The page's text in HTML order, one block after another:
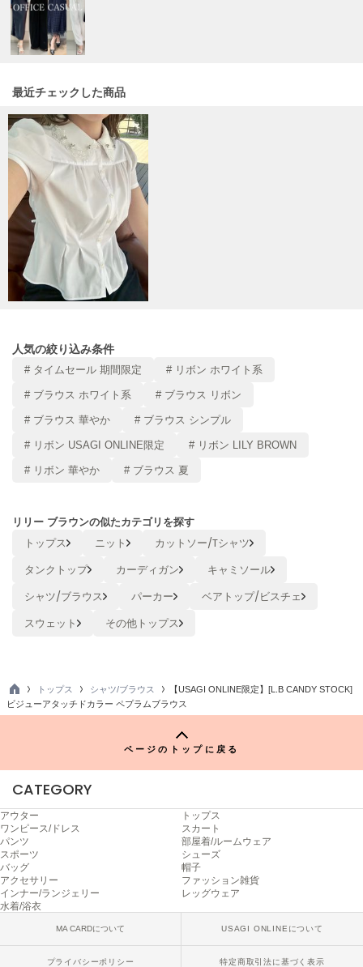
Reebok
リーボック
SALOMON
サロモン
sanrio house
サンリオハウス
SESAME STREET MARKET
セサミストリートマーケット
SHAKA
シャカ
Sneakers by emmi
スニーカーズ バイ エミ
スナイデル
スナイデル ホーム
SOFER
ソフェル
SORIN
Stylevoice for xxx
スタイルヴォイスフォー
SUPERGA
スペルガ
トーアンドトー
TEVA
テバ
The Barnnet
ザバーネット
THE NORTH FACE
最近チェックした商品
人気の絞り込み条件
# タイムセール 期間限定 # リボン ホワイト系
# ブラウス ホワイト系 # ブラウス リボン
# ブラウス 華やか # ブラウス シンプル
# リボン USAGI ONLINE限定 # リボン LILY BROWN
# リボン 華やか # ブラウス 夏
リリー ブラウンの似たカテゴリを探す
トップス ニット
カットソー/Tシャツ
タンクトップ
カーディガン
キャミソール
シャツ/ブラウス
パーカー
ベアトップ/ビスチェ
スウェット
その他トップス
TO
P
トップス シャツ/ブラウス
【USAGI ONLINE限定】[L.B CANDY STOCK]
ビジューアタッチドカラー ペプラムブラウス
ページのトップに戻る
CATEGORY
アウター
トップス
ワンピース/ドレス
スカート
パンツ
部屋着/ルームウェア
スポーツ
シューズ
バッグ
帽子
アクセサリー
ファッション雑貨
インナー/ランジェリー
レッグウェア
水着/浴衣
MA CARDについて USAGI ONLINEについて
プライバシーポリシー 特定商取引法に基づく表示